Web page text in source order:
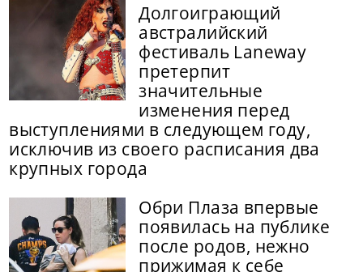
Долгоиграющий
австралийский
фестиваль Laneway
претерпит
значительные
изменения перед
выступлениями в следующем году,
исключив из своего расписания два
крупных города
Обри Плаза впервые
появилась на публике
после родов, нежно
прижимая к себе